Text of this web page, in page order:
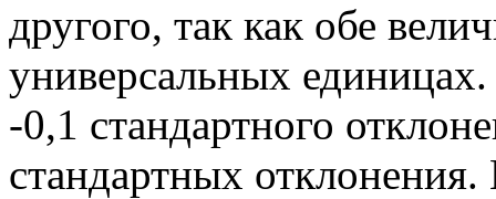
другого, так как обе
универсальных
-0,1 стандартного
стандартных